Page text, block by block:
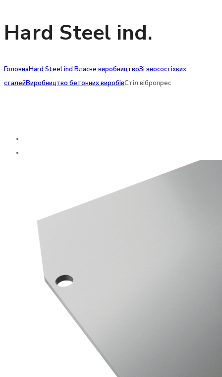
Hard Steel ind.
ГоловнаHard Steel ind.Власне виробництвоЗі зносостіхких
сталейВиробництво бетонних виробівСтіл вібропрес